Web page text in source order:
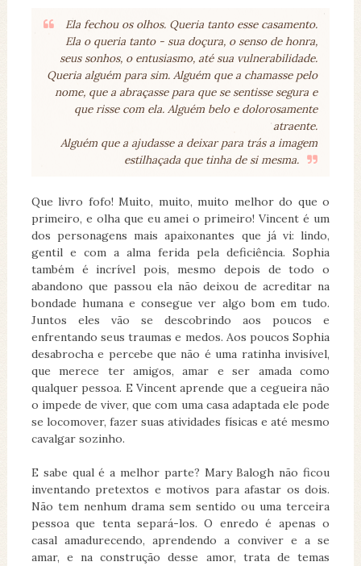
Ela fechou os olhos. Queria tanto esse casamento.
Ela o queria tanto - sua doçura, o senso de honra,
seus sonhos, o entusiasmo, até sua vulnerabilidade.
Queria alguém para sim. Alguém que a chamasse pelo
nome, que a abraçasse para que se sentisse segura e
que risse com ela. Alguém belo e dolorosamente
atraente.
Alguém que a ajudasse a deixar para trás a imagem
estilhaçada que tinha de si mesma.
Que livro fofo! Muito, muito, muito melhor do que o
primeiro, e olha que eu amei o primeiro! Vincent é um
dos personagens mais apaixonantes que já vi: lindo,
gentil e com a alma ferida pela deficiência. Sophia
também é incrível pois, mesmo depois de todo o
abandono que passou ela não deixou de acreditar na
bondade humana e consegue ver algo bom em tudo.
Juntos eles vão se descobrindo aos poucos e
enfrentando seus traumas e medos. Aos poucos Sophia
desabrocha e percebe que não é uma ratinha invisível,
que merece ter amigos, amar e ser amada como
qualquer pessoa. E Vincent aprende que a cegueira não
o impede de viver, que com uma casa adaptada ele pode
se locomover, fazer suas atividades físicas e até mesmo
cavalgar sozinho.
E sabe qual é a melhor parte? Mary Balogh não ficou
inventando pretextos e motivos para afastar os dois.
Não tem nenhum drama sem sentido ou uma terceira
pessoa que tenta separá-los. O enredo é apenas o
casal amadurecendo, aprendendo a conviver e a se
amar, e na construção desse amor, trata de temas